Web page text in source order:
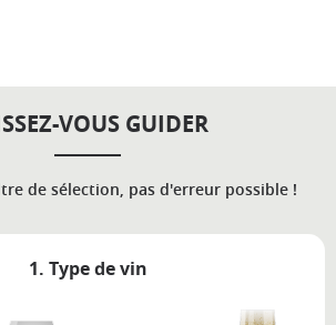
VOUS GUIDER
de sélection, pas d'erreur possible !
1. Type de vin